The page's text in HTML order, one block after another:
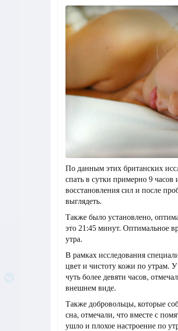
По данным этих британских
спать в сутки примерно 9 часов
восстановления сил и после
выглядеть.
Также было установлено,
это 21:45 минут. Оптимальное
утра.
В рамках исследования
цвет и чистоту кожи по утрам.
чуть более девяти часов,
внешнем виде.
Также добровольцы, которые
сна, отмечали, что вместе с
ушло и плохое настроение по